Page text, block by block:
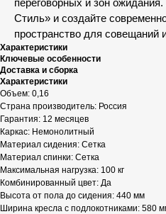
переговорных и зон
Стиль» и создайте
пространство для совещаний
Характеристики
Ключевые особенности
Доставка и сборка
Характеристики
Объем: 0,16
Страна производитель: Россия
Гарантия: 12 месяцев
Каркас: Немонолитный
Материал сидения: Сетка
Материал спинки: Сетка
Максимальная нагрузка: 100 кг
Комбинированный цвет: Да
Высота от пола до сидения: 440 мм
Ширина кресла с подлокотниками: 580